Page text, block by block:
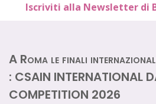
Iscriviti alla Newsletter di
A Roma le finali
: CSAIN INTERNATIONAL
COMPETITION 2026